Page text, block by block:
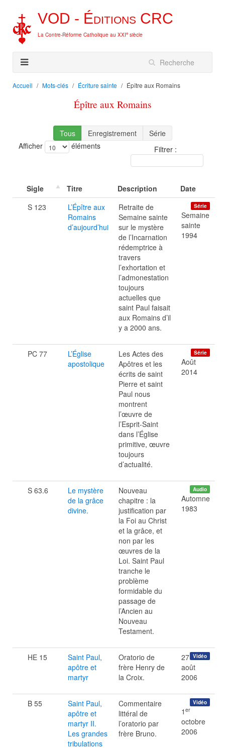
VOD - Éditions CRC
La Contre-Réforme Catholique au XXIe siècle
Accueil Mots-clés Écriture sainte Épître aux Romains
Épître aux Romains
Tous Enregistrement
Série
Afficher
éléments Filtrer :
Sigle Titre Description
Date
S 123
L’Épître aux
Romains
d’aujourd’hui
Retraite de
Semaine sainte
sur le mystère
de l’Incarnation
rédemptrice à
travers
l’exhortation et
l’admonestation
toujours
actuelles que
saint Paul faisait
aux Romains d’il
y a 2000 ans.
Série
Semaine
sainte
1994
PC 77
L’Église
apostolique
Les Actes des
Apôtres et les
écrits de saint
Pierre et saint
Paul nous
montrent
l’œuvre de
l’Esprit-Saint
dans l’Église
primitive, œuvre
toujours
d’actualité.
Série
Août
2014
S 63.6
Le mystère
de la grâce
divine.
Nouveau
chapitre : la
justification par
la Foi au Christ
et la grâce, et
non par les
œuvres de la
Loi. Saint Paul
tranche le
problème
formidable du
passage de
l’Ancien au
Nouveau
Testament.
Audio
Automne
1983
HE 15
Saint Paul,
apôtre et
martyr
Oratorio de
frère Henry de
la Croix.
Vidéo
27
août
2006
B 55
Saint Paul,
apôtre et
martyr II.
Les grandes
tribulations
Commentaire
littéral de
l’oratorio par
frère Bruno.
Vidéo
1 er
octobre
2006